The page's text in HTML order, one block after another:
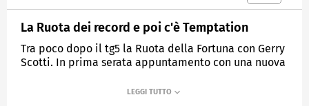
La Ruota dei record e poi c'è Temptation
Tra poco dopo il tg5 la Ruota della Fortuna con Gerry
Scotti. In prima serata appuntamento con una nuova